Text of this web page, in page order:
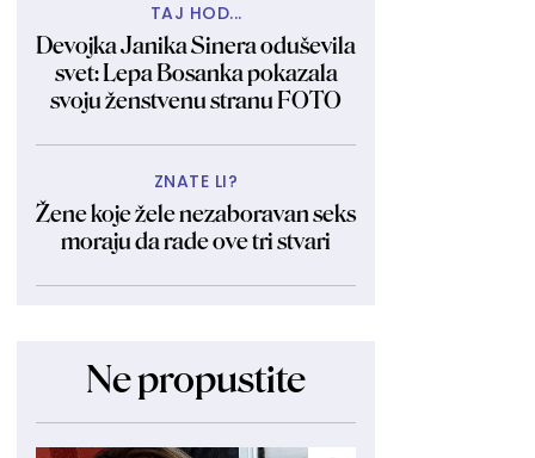
TAJ HOD...
Devojka Janika Sinera oduševila
svet: Lepa Bosanka pokazala
svoju ženstvenu stranu FOTO
ZNATE LI?
Žene koje žele nezaboravan seks
moraju da rade ove tri stvari
Ne propustite